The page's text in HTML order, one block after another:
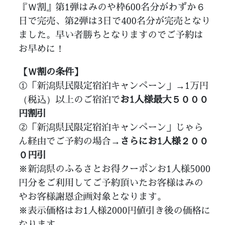
『Ｗ割』第1弾はみのや枠600名分がわずか６
日で完売、第2弾は3日で400名分が完売となり
ました。早い者勝ちとなりますのでご予約は
お早めに！
【Ｗ割の条件】
①「新潟県民限定宿泊キャンペーン」→1万円
（税込）以上のご宿泊でお1人様最大５０００
円割引
②「新潟県民限定宿泊キャンペーン」じゃら
ん経由でご予約の場合→ さらにお1人様２００
０円引
※新潟県のふるさとお得クーポンお1人様5000
円分をご利用してご予約頂いたお客様はみの
やお客様謝恩企画対象となります。
※表示価格はお1人様2000円値引き後の価格に